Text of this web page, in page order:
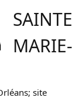
MARIE-
site